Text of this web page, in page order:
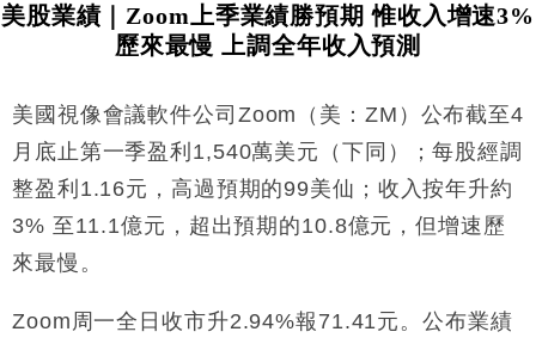
18:31
財經｜華僑銀行上半年淨利創新高 中期息增15%至
47仙
及消費表現
16:47
本地｜假冒內地執法人員要求交「保證金」 43歲女子
15:47
財經｜恒隆10月換帥 玩具「反」斗城亞洲CEO蔡德
15:11
財經｜韓股反覆波動收跌 連挫7周創逾3年最長跌勢
美股業績｜Zoom上季業績勝預期 惟收入增速3%
歷來最慢 上調全年收入預測
美國視像會議軟件公司Zoom（美：ZM）公布截至4
月底止第一季盈利1,540萬美元（下同）；每股經調
整盈利1.16元，高過預期的99美仙；收入按年升約
3% 至11.1億元，超出預期的10.8億元，但增速歷
來最慢。
Zoom周一全日收市升2.94%報71.41元。公布業績